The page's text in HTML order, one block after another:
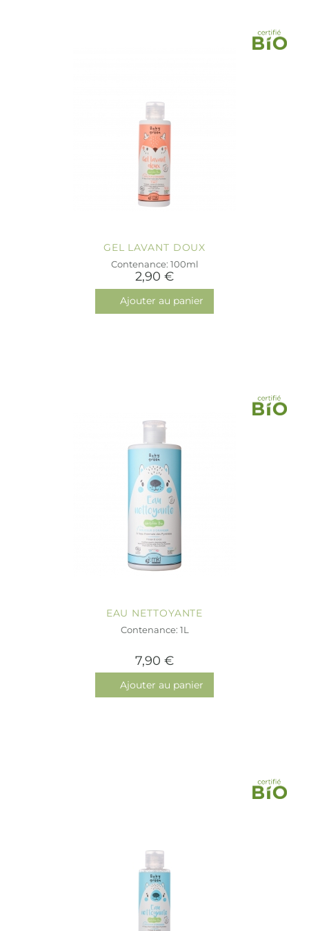
GEL LAVANT DOUX
Contenance: 100ml
2,90 €
Ajouter au panier
EAU NETTOYANTE
Contenance: 1L
7,90 €
Ajouter au panier